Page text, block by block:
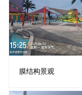
膜结构景观